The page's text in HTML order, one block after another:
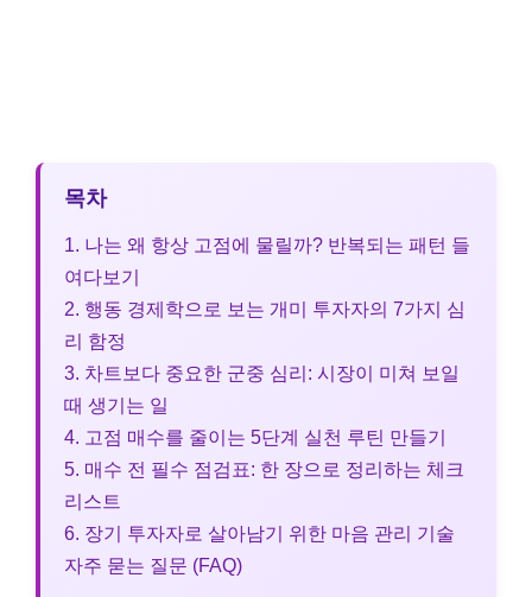
목차
1. 나는 왜 항상 고점에 물릴까? 반복되는 패턴 들
여다보기
2. 행동 경제학으로 보는 개미 투자자의 7가지 심
리 함정
3. 차트보다 중요한 군중 심리: 시장이 미쳐 보일
때 생기는 일
4. 고점 매수를 줄이는 5단계 실천 루틴 만들기
5. 매수 전 필수 점검표: 한 장으로 정리하는 체크
리스트
6. 장기 투자자로 살아남기 위한 마음 관리 기술
자주 묻는 질문 (FAQ)